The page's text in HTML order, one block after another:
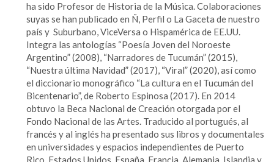
ha sido Profesor de Historia de la Música. Colaboraciones
suyas se han publicado en Ñ, Perfil o La Gaceta de nuestro
país y Suburbano, ViceVersa o Hispamérica de EE.UU.
Integra las antologías “Poesía Joven del Noroeste
Argentino” (2008), “Narradores de Tucumán” (2015),
“Nuestra última Navidad” (2017), “Viral” (2020), así como
el diccionario monográfico “La cultura en el Tucumán del
Bicentenario”, de Roberto Espinosa (2017). En 2014
obtuvo la Beca Nacional de Creación otorgada por el
Fondo Nacional de las Artes. Traducido al portugués, al
francés y al inglés ha presentado sus libros y documentales
en universidades y espacios independientes de Puerto
Rico, Estados Unidos, España, Francia, Alemania, Islandia y